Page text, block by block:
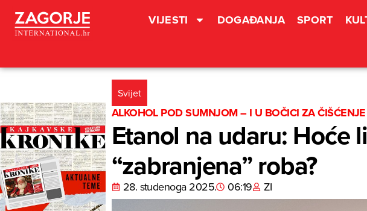
VIJESTI DOGAĐANJA SPORT
Svijet
ALKOHOL POD SUMNJOM – I U BOČICI ZA ČIŠĆENJE
Etanol na udaru: Hoće
“zabranjena” roba?
28. studenoga 2025. 06:19 ZI